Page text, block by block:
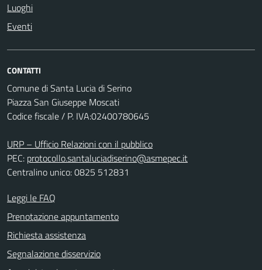
Luoghi
Eventi
CONTATTI
Comune di Santa Lucia di Serino
Piazza San Giuseppe Moscati
Codice fiscale / P. IVA:02400780645
URP – Ufficio Relazioni con il pubblico
PEC: protocollo.santaluciadiserino@asmepec.it
Centralino unico: 0825 512831
Leggi le FAQ
Prenotazione appuntamento
Richiesta assistenza
Segnalazione disservizio